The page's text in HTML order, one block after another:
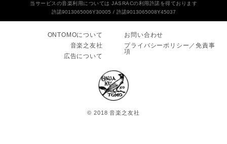
当サービスの音楽利用については JASRACの利用許諾を得ております
許諾9013065006Y30005
許諾9013065008Y45037
ONTOMOについて
音楽之友社
広告について
お問い合わせ
プライバシーポリシー／免責事
項
© 2018 音楽之友社